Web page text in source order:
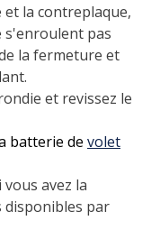
et la contreplaque,
s'enroulent pas
la fermeture et
et revissez le
batterie de volet
avez la
disponibles par